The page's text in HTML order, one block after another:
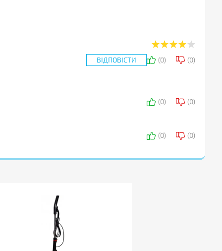
ВІДПОВІСТИ (0) (0)
(0) (0)
(0) (0)